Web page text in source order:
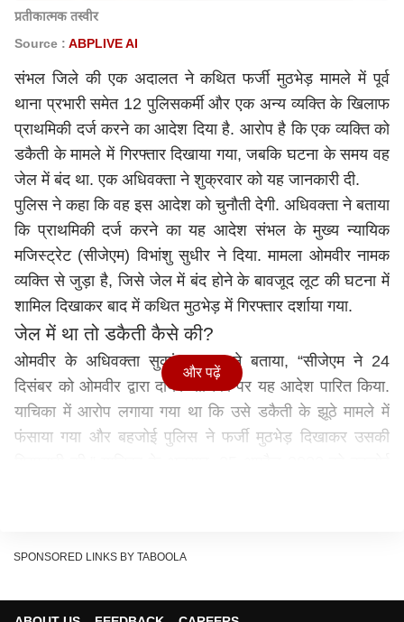
प्रतीकात्मक तस्वीर
Source : ABPLIVE AI
संभल जिले की एक अदालत ने कथित फर्जी मुठभेड़ मामले में पूर्व
थाना प्रभारी समेत 12 पुलिसकर्मी और एक अन्य व्यक्ति के खिलाफ
प्राथमिकी दर्ज करने का आदेश दिया है. आरोप है कि एक व्यक्ति को
डकैती के मामले में गिरफ्तार दिखाया गया, जबकि घटना के समय वह
जेल में बंद था. एक अधिवक्ता ने शुक्रवार को यह जानकारी दी.
पुलिस ने कहा कि वह इस आदेश को चुनौती देगी. अधिवक्ता ने बताया
कि प्राथमिकी दर्ज करने का यह आदेश संभल के मुख्य न्यायिक
मजिस्ट्रेट (सीजेएम) विभांशु सुधीर ने दिया. मामला ओमवीर नामक
व्यक्ति से जुड़ा है, जिसे जेल में बंद होने के बावजूद लूट की घटना में
शामिल दिखाकर बाद में कथित मुठभेड़ में गिरफ्तार दर्शाया गया.
जेल में था तो डकैती कैसे की?
ओमवीर के अधिवक्ता सुकांत कुमार ने बताया, “सीजेएम ने 24
दिसंबर को ओमवीर द्वारा दायर याचिका पर यह आदेश पारित किया.
याचिका में आरोप लगाया गया था कि उसे डकैती के झूठे मामले में
फंसाया गया और बहजोई पुलिस ने फर्जी मुठभेड़ दिखाकर उसकी
19 मोटरसाइकिलें और लूटी गई राशि की बरामदगी के अलावा
हालांकि, याचिका में ओमवीर ने दावा किया कि वह 11 अप्रैल से 12
और पढ़ें
SPONSORED LINKS BY TABOOLA